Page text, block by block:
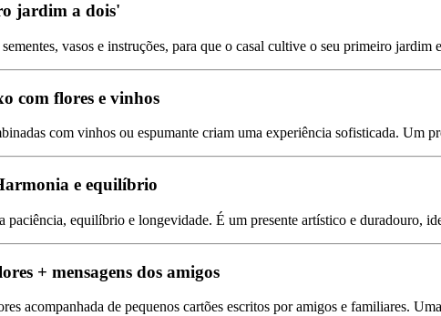
jardim a dois'
vasos e instruções, para que o casal cultive o seu primeiro
com flores e vinhos
com vinhos ou espumante criam uma experiência sofisticada. Um
e equilíbrio
paciência, equilíbrio e longevidade. É um presente artístico e duradouro,
+ mensagens dos amigos
acompanhada de pequenos cartões escritos por amigos e familiares.